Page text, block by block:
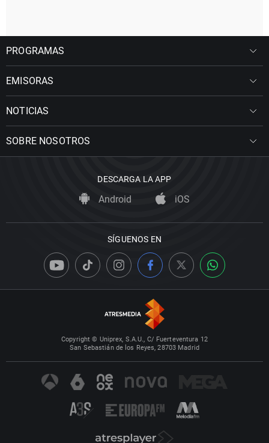
PROGRAMAS
EMISORAS
NOTICIAS
SOBRE NOSOTROS
DESCARGA LA APP
Android iOS
SÍGUENOS EN
Copyright © Uniprex, S.A.U., C/ Fuerteventura 12
San Sebastián de los Reyes, 28703 Madrid